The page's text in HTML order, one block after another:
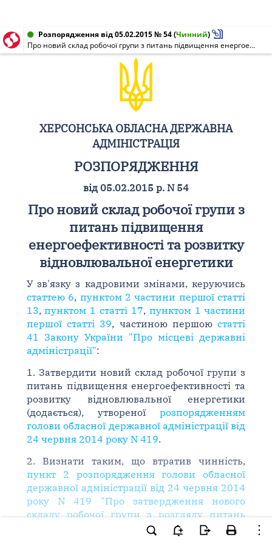
Розпорядження від 05.02.2015 № 54(Чинний)
Про новий склад робочої групи з питань підвищення енергоефективності та розвитку відновлювальної енергетики
ХЕРСОНСЬКА ОБЛАСНА ДЕРЖАВНА
АДМІНІСТРАЦІЯ
РОЗПОРЯДЖЕННЯ
від 05.02.2015 р. N 54
Про новий склад робочої групи з
питань підвищення
енергоефективності та розвитку
відновлювальної енергетики
У зв'язку з кадровими змінами, керуючись
статтею 6, пунктом 2 частини першої статті
13,пунктом 1 статті 17, пунктом 1 частини
першої статті 39, частиною першоюстатті
41 Закону України "Про місцеві державні
адміністрації":
1. Затвердити новий склад робочої групи з
питань підвищення енергоефективності та
розвитку відновлювальної енергетики
(додається), утвореноїрозпорядженням
голови обласної державної адміністрації від
24 червня 2014 року N 419.
2. Визнати таким, що втратив чинність,
пункт 2 розпорядження голови обласної
державної адміністрації від 24 червня 2014
року N 419 "Про затвердження нового
складу робочої групи з розгляду питань
щодо впровадження інвестиційних